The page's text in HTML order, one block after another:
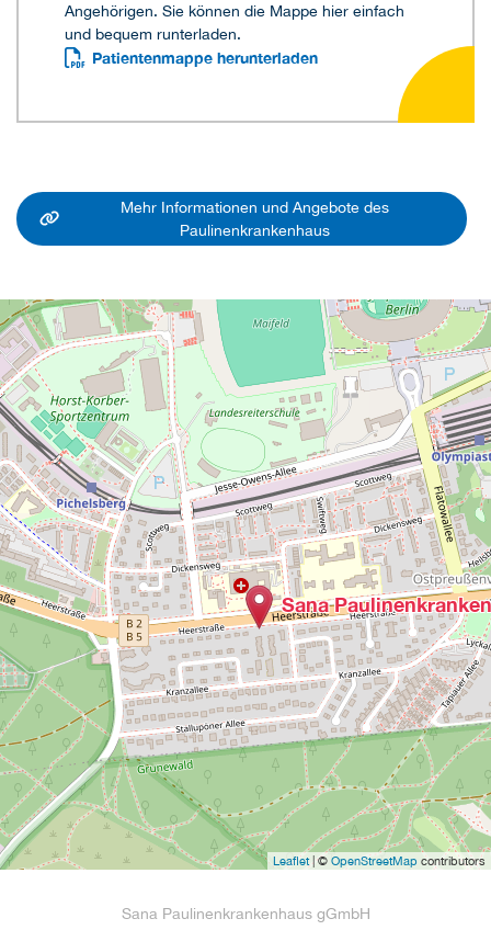
Angehörigen. Sie können die Mappe hier einfach
und bequem runterladen.
Patientenmappe herunterladen
Mehr Informationen und Angebote des
Paulinenkrankenhaus
Sana
Leaflet| © OpenStreetMap contributors
Sana Paulinenkrankenhaus gGmbH